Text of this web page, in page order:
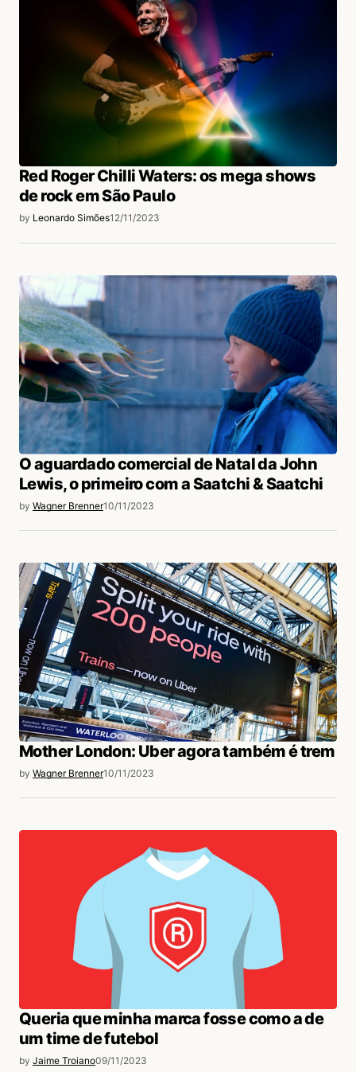
Red Roger Chilli Waters: os mega shows
de rock em São Paulo
by Leonardo Simões12/11/2023
O aguardado comercial de Natal da John
Lewis, o primeiro com a Saatchi & Saatchi
by Wagner Brenner10/11/2023
Mother London: Uber agora também é trem
by Wagner Brenner10/11/2023
Queria que minha marca fosse como a de
um time de futebol
by Jaime Troiano09/11/2023